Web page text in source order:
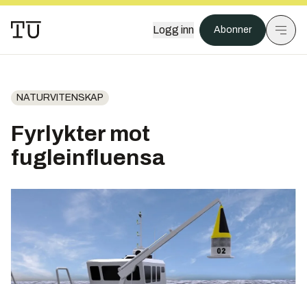
Logg inn Abonner
NATURVITENSKAP
Fyrlykter mot
fugleinfluensa